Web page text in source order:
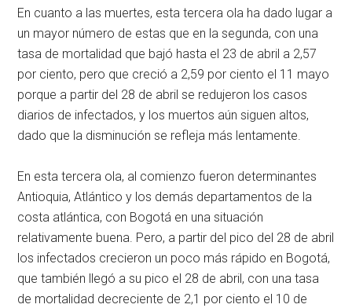
En cuanto a las muertes, esta tercera ola ha dado lugar a
un mayor número de estas que en la segunda, con una
tasa de mortalidad que bajó hasta el 23 de abril a 2,57
por ciento, pero que creció a 2,59 por ciento el 11 mayo
porque a partir del 28 de abril se redujeron los casos
diarios de infectados, y los muertos aún siguen altos,
dado que la disminución se refleja más lentamente.
En esta tercera ola, al comienzo fueron determinantes
Antioquia, Atlántico y los demás departamentos de la
costa atlántica, con Bogotá en una situación
relativamente buena. Pero, a partir del pico del 28 de abril
los infectados crecieron un poco más rápido en Bogotá,
que también llegó a su pico el 28 de abril, con una tasa
de mortalidad decreciente de 2,1 por ciento el 10 de